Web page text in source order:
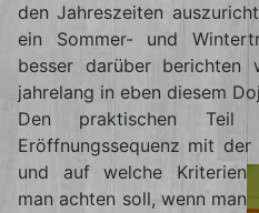
den Jahreszeiten
ein Sommer- und
besser darüber berichten
jahrelang in eben diesem
Den praktischen
Eröffnungssequenz mit
und auf welche Kriterien
man achten soll, wenn man